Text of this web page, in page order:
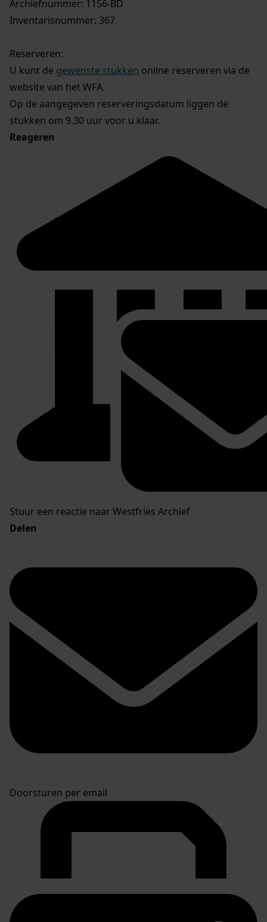
Archiefnummer: 1156-BD
Inventarisnummer: 367
Reserveren:
U kunt de gewenste stukken online reserveren via de
website van het WFA.
Op de aangegeven reserveringsdatum liggen de
stukken om 9.30 uur voor u klaar.
Reageren
Stuur een reactie naar Westfries Archief
Delen
Doorsturen per email